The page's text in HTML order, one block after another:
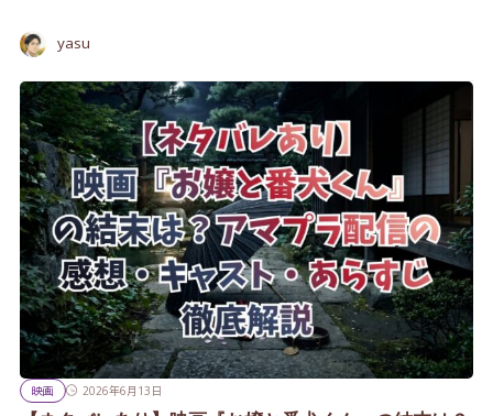
yasu
映画 2026年6月13日